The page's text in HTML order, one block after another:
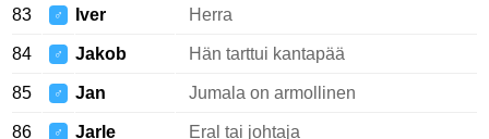
83 ♂ Iver Herra
84 ♂ Jakob Hän tarttui kantapää
85 ♂ Jan Jumala on armollinen
86 ♂ Jarle Eral tai johtaja